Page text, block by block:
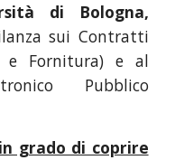
di Bologna,
sui Contratti
e Fornitura) e al
Pubblico
grado di coprire